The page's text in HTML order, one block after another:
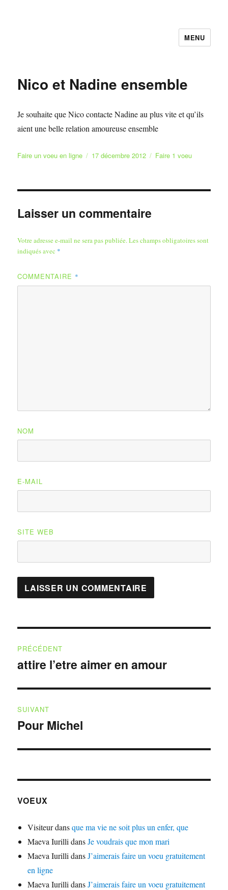
Faire et Ecrire un voeu gratuitement
MENU
Nico et Nadine ensemble
Je souhaite que Nico contacte Nadine au plus vite et qu’ils
aient une belle relation amoureuse ensemble
Auteur
Faire un voeu en ligne
Publié
17 décembre 2012 Catégories
Faire 1 voeu
Laisser un commentaire
Votre adresse e-mail ne sera pas publiée.Les champs obligatoires sont
indiqués avec *
COMMENTAIRE *
NOM
E-MAIL
SITE WEB
de
PRÉCÉDENT
Publication
attire l’etre aimer en amour
SUIVANT
Publication
Pour Michel
VOEUX
Visiteurdansque ma vie ne soit plus un enfer, que
Maeva Iurilli dansJe voudrais que mon mari
Maeva Iurilli dansJ’aimerais faire un voeu gratuitement
en ligne
Maeva Iurilli dansJ’aimerais faire un voeu gratuitement